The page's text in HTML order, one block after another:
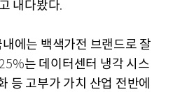
내다봤다.
내에는 백색가전 브랜드로 잘
25%는 데이터센터 냉각 시스
등 고부가 가치 산업 전반에